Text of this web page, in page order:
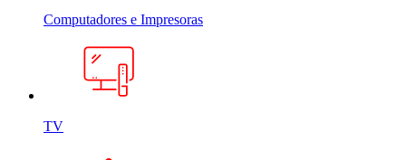
Computadores e Impresoras
TV